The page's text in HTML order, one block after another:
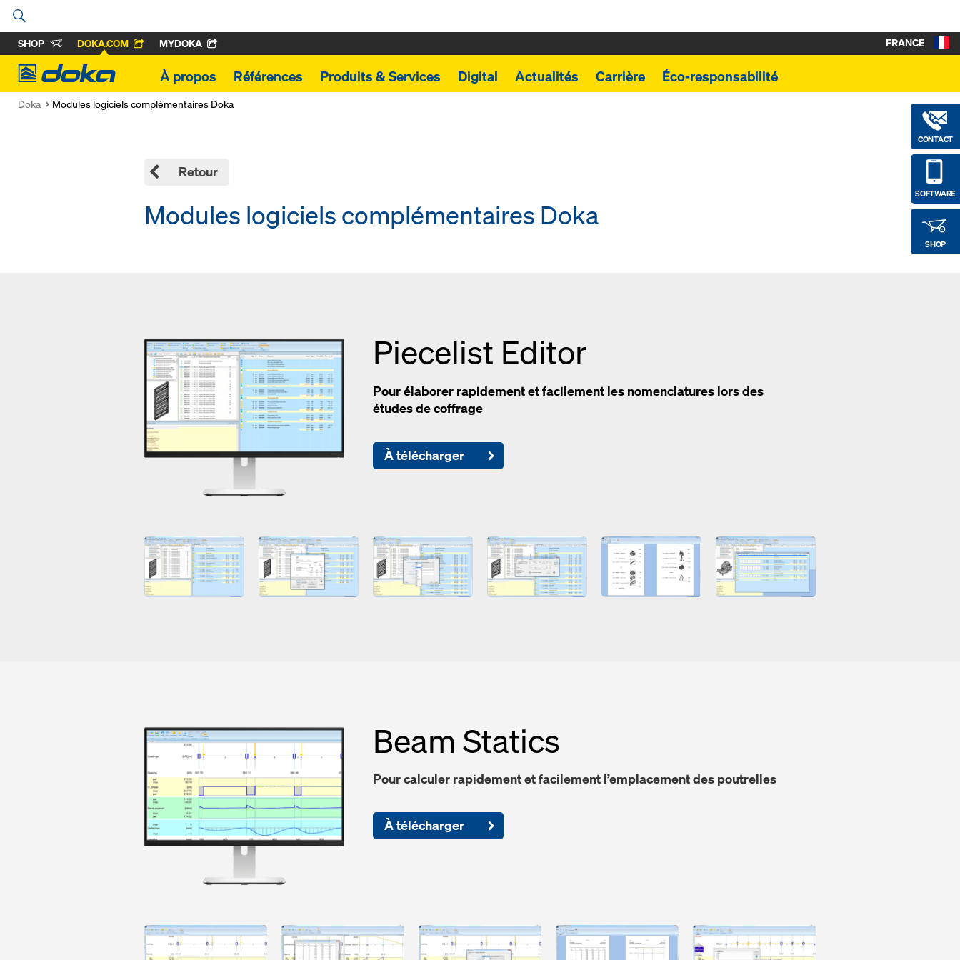
SHOP DOKA.COM MYDOKA
Doka
À propos Références Produits & Services Digital Actualités Carrière Éco-responsabilité
CONTACT
SOFTWARE
SHOP
FRANCE
Doka Modules logiciels complémentaires Doka
Retour
Modules logiciels complémentaires Doka
Piecelist Editor
Pour élaborer rapidement et facilement les nomenclatures lors des
études de coffrage
À télécharger
Open Open Open Open Open Open
Beam Statics
Pour calculer rapidement et facilement l’emplacement des poutrelles
À télécharger
Open Open Open Open Open